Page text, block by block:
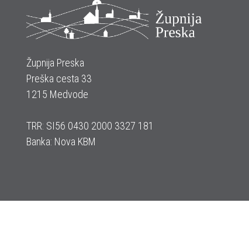
Župnija Preska
Preška cesta 33
1215 Medvode
TRR: SI56 0430 2000 3327 181
Banka: Nova KBM